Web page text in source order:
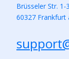
Brüsseler Str. 1-3
60327 Frankfurt